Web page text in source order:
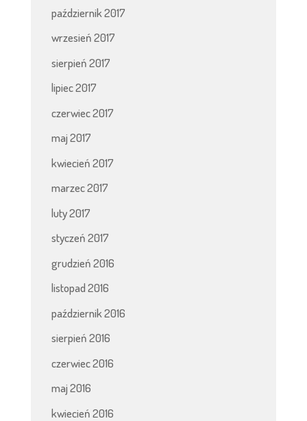
październik 2017
wrzesień 2017
sierpień 2017
lipiec 2017
czerwiec 2017
maj 2017
kwiecień 2017
marzec 2017
luty 2017
styczeń 2017
grudzień 2016
listopad 2016
październik 2016
sierpień 2016
czerwiec 2016
maj 2016
kwiecień 2016